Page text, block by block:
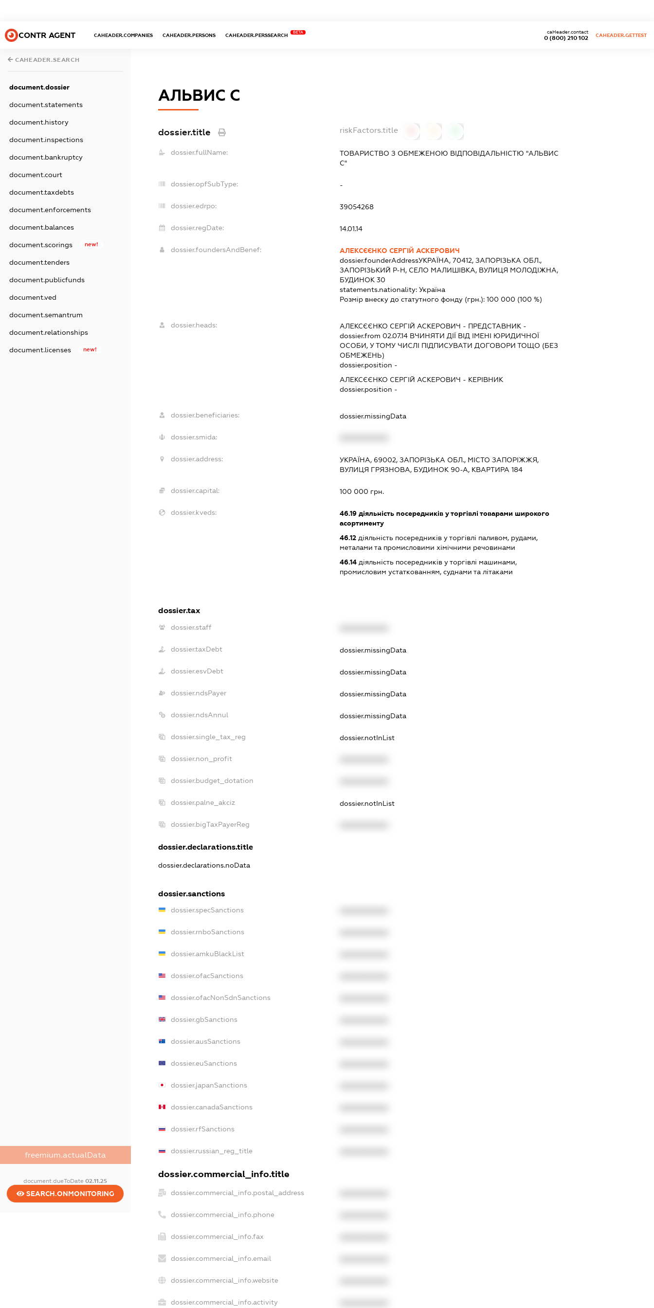
CONTR AGENT CAHEADER.COMPANIES CAHEADER.PERSONS CAHEADER.PERSSEARCH
BETA
0 (800) 210 102
caHeader.contact
CAHEADER.GETTEST
CAHEADER.SEARCH
document.dossier
document.statements
document.history
document.inspections
document.bankruptcy
document.court
document.taxdebts
document.enforcements
document.balances
document.scorings new!
document.tenders
document.publicfunds
document.ved
document.semantrum
document.relationships
document.licenses new!
freemium.actualData
document.dueToDate02.11.25
SEARCH.ONMONITORING
АЛЬВИС С
dossier.title riskFactors.title
dossier.fullName:
ТОВАРИСТВО З ОБМЕЖЕНОЮ ВІДПОВІДАЛЬНІСТЮ "АЛЬВИС
С"
dossier.opfSubType: -
dossier.edrpo: 39054268
dossier.regDate: 14.01.14
dossier.foundersAndBenef:
АЛЕКСЄЄНКО СЕРГІЙ АСКЕРОВИЧ
dossier.founderAddressУКРАЇНА, 70412, ЗАПОРІЗЬКА ОБЛ.,
ЗАПОРІЗЬКИЙ Р-Н, СЕЛО МАЛИШІВКА, ВУЛИЦЯ МОЛОДІЖНА,
БУДИНОК 30
statements.nationality: Україна
Розмір внеску до статутного фонду (грн.): 100 000 (100 %)
dossier.heads: АЛЕКСЄЄНКО СЕРГІЙ АСКЕРОВИЧ - ПРЕДСТАВНИК -
dossier.from 02.07.14ВЧИНЯТИ ДІЇ ВІД ІМЕНІ ЮРИДИЧНОЇ
ОСОБИ, У ТОМУ ЧИСЛІ ПІДПИСУВАТИ ДОГОВОРИ ТОЩО (БЕЗ
ОБМЕЖЕНЬ)
dossier.position -
АЛЕКСЄЄНКО СЕРГІЙ АСКЕРОВИЧ - КЕРІВНИК
dossier.position -
dossier.beneficiaries: dossier.missingData
dossier.smida:
dossier.address:
УКРАЇНА, 69002, ЗАПОРІЗЬКА ОБЛ., МІСТО ЗАПОРІЖЖЯ,
ВУЛИЦЯ ГРЯЗНОВА, БУДИНОК 90-А, КВАРТИРА 184
dossier.capital: 100 000 грн.
dossier.kveds: 46.19діяльність посередників у торгівлі товарами широкого
асортименту
46.12діяльність посередників у торгівлі паливом, рудами,
металами та промисловими хімічними речовинами
46.14діяльність посередників у торгівлі машинами,
промисловим устаткованням, суднами та літаками
dossier.tax
dossier.staff
dossier.taxDebt dossier.missingData
dossier.esvDebt dossier.missingData
dossier.ndsPayer dossier.missingData
dossier.ndsAnnul dossier.missingData
dossier.single_tax_reg dossier.notInList
dossier.non_profit
dossier.budget_dotation
dossier.palne_akciz dossier.notInList
dossier.bigTaxPayerReg
dossier.declarations.title
dossier.declarations.noData
dossier.sanctions
dossier.specSanctions
dossier.rnboSanctions
dossier.amkuBlackList
dossier.ofacSanctions
dossier.ofacNonSdnSanctions
dossier.gbSanctions
dossier.ausSanctions
dossier.euSanctions
dossier.japanSanctions
dossier.canadaSanctions
dossier.rfSanctions
dossier.russian_reg_title
dossier.commercial_info.title
dossier.commercial_info.postal_address
dossier.commercial_info.phone
dossier.commercial_info.fax
dossier.commercial_info.email
dossier.commercial_info.website
dossier.commercial_info.activity